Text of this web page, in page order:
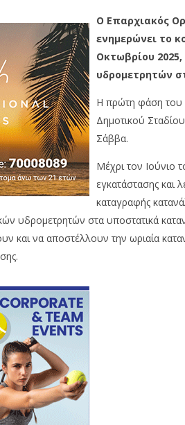
Ο Επαρχιακός
ενημερώνει το
Οκτωβρίου
υδρομετρητών
Η πρώτη φάση του
Δημοτικού
Σάββα.
Μέχρι τον Ιούνιο
εγκατάστασης και
καταγραφής
υδρομετρητών στα υποστατικά
και να αποστέλλουν την ωριαία